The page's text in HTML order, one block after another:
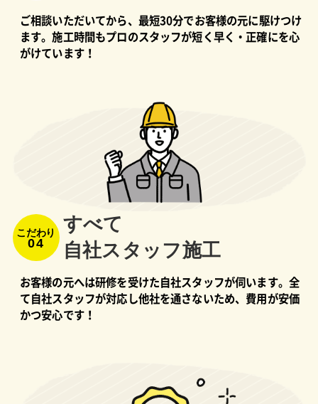
ご相談いただいてから、最短30分でお客様の元に駆けつけ
ます。施工時間もプロのスタッフが短く早く・正確にを心
がけています！
こだわり
04
すべて
⾃社スタッフ施⼯
お客様の元へは研修を受けた自社スタッフが伺います。全
て自社スタッフが対応し他社を通さないため、費用が安価
かつ安心です！